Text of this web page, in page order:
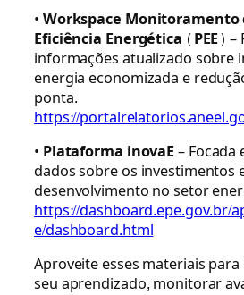
•Workspace Monitoramento
Eficiência Energética (PEE) –
informações atualizado sobre
energia economizada e
ponta.
https://
• Plataforma inovaE–
dados sobre os investimentos
desenvolvimento no setor
https://dashboard.epe.gov.br/
e/dashboard.html
Aproveite esses materiais
seu aprendizado, monitorar